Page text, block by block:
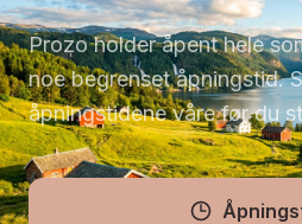
Sertifisert og tilpasset dine
Jobman Projob
3X Workwear Snickers
Fristads Sievi Monitor